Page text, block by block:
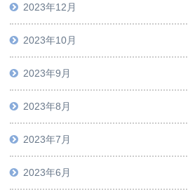
2023年12月
2023年10月
2023年9月
2023年8月
2023年7月
2023年6月